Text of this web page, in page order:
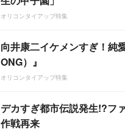
オリコンタイアップ特集
向井康二イケメンすぎ！純
ONG）』
オリコンタイアップ特集
デカすぎ都市伝説発生!?フ
作戦再来